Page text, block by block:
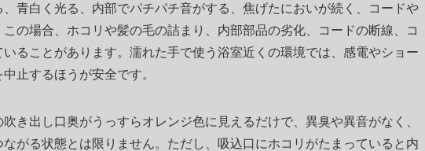
青白く光る、内部でパチパチ音がする、焦げたにおいが続く、コードや
の場合、ホコリや髪の毛の詰まり、内部部品の劣化、コードの断線、コ
ることがあります。濡れた手で使う浴室近くの環境では、感電やショー
止するほうが安全です。
き出し口奥がうっすらオレンジ色に見えるだけで、異臭や異音がなく、
がる状態とは限りません。ただし、吸込口にホコリがたまっていると内